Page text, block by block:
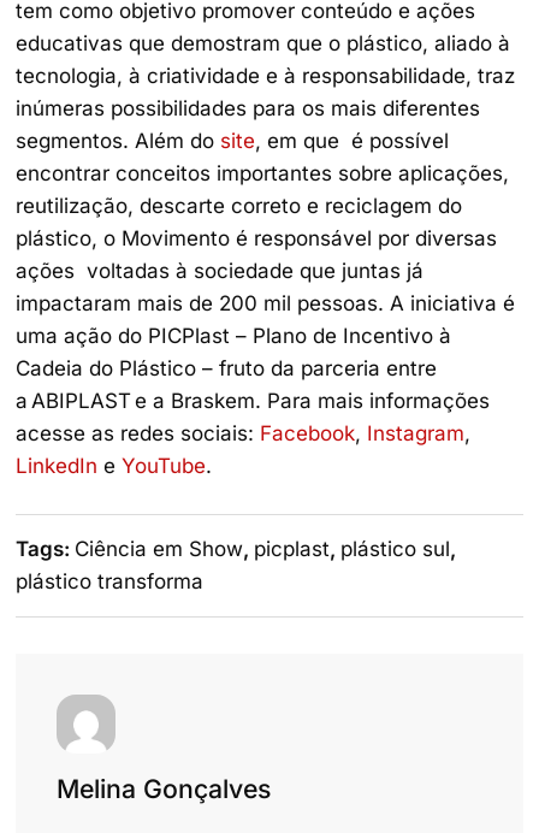
tem como objetivo promover conteúdo e ações
educativas que demostram que o plástico, aliado à
tecnologia, à criatividade e à responsabilidade, traz
inúmeras possibilidades para os mais diferentes
segmentos. Além do site, em que é possível
encontrar conceitos importantes sobre aplicações,
reutilização, descarte correto e reciclagem do
plástico, o Movimento é responsável por diversas
ações voltadas à sociedade que juntas já
impactaram mais de 200 mil pessoas. A iniciativa é
uma ação do PICPlast – Plano de Incentivo à
Cadeia do Plástico – fruto da parceria entre
a ABIPLAST e a Braskem. Para mais informações
acesse as redes sociais: Facebook, Instagram,
LinkedIn e YouTube.
Tags: Ciência em Show, picplast, plástico sul,
plástico transforma
Melina Gonçalves